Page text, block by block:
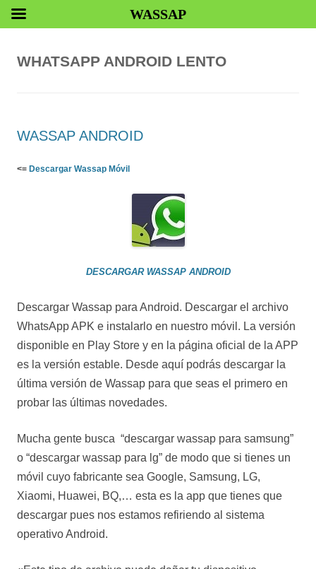
WHATSAPP ANDROID LENTO
WASSAP ANDROID
<= Descargar Wassap Móvil
DESCARGAR WASSAP ANDROID
Descargar Wassap para Android. Descargar el archivo
WhatsApp APK e instalarlo en nuestro móvil. La versión
disponible en Play Store y en la página oficial de la APP
es la versión estable. Desde aquí podrás descargar la
última versión de Wassap para que seas el primero en
probar las últimas novedades.
Mucha gente busca “descargar wassap para samsung”
o “descargar wassap para lg” de modo que si tienes un
móvil cuyo fabricante sea Google, Samsung, LG,
Xiaomi, Huawei, BQ,… esta es la app que tienes que
descargar pues nos estamos refiriendo al sistema
operativo Android.
WASSAP